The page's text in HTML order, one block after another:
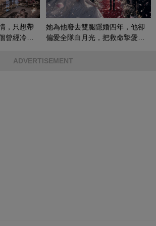
，只想帶
曾經冷漠
她為他廢去雙腿隱婚四年，他卻
偏愛全隊白月光，把救命摯愛當
ADVERTISEMENT